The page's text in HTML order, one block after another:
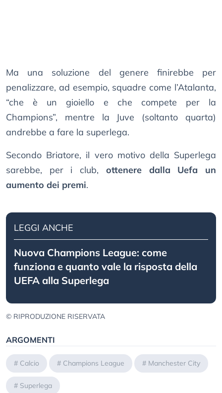
Ma una soluzione del genere finirebbe per
penalizzare, ad esempio, squadre come l’Atalanta,
“che è un gioiello e che compete per la
Champions”, mentre la Juve (soltanto quarta)
andrebbe a fare la superlega.
Secondo Briatore, il vero motivo della Superlega
sarebbe, per i club, ottenere dalla Uefa un
aumento dei premi.
LEGGI ANCHE
Nuova Champions League: come
funziona e quanto vale la risposta della
UEFA alla Superlega
© RIPRODUZIONE RISERVATA
ARGOMENTI
# Calcio # Champions League # Manchester City
# Superlega